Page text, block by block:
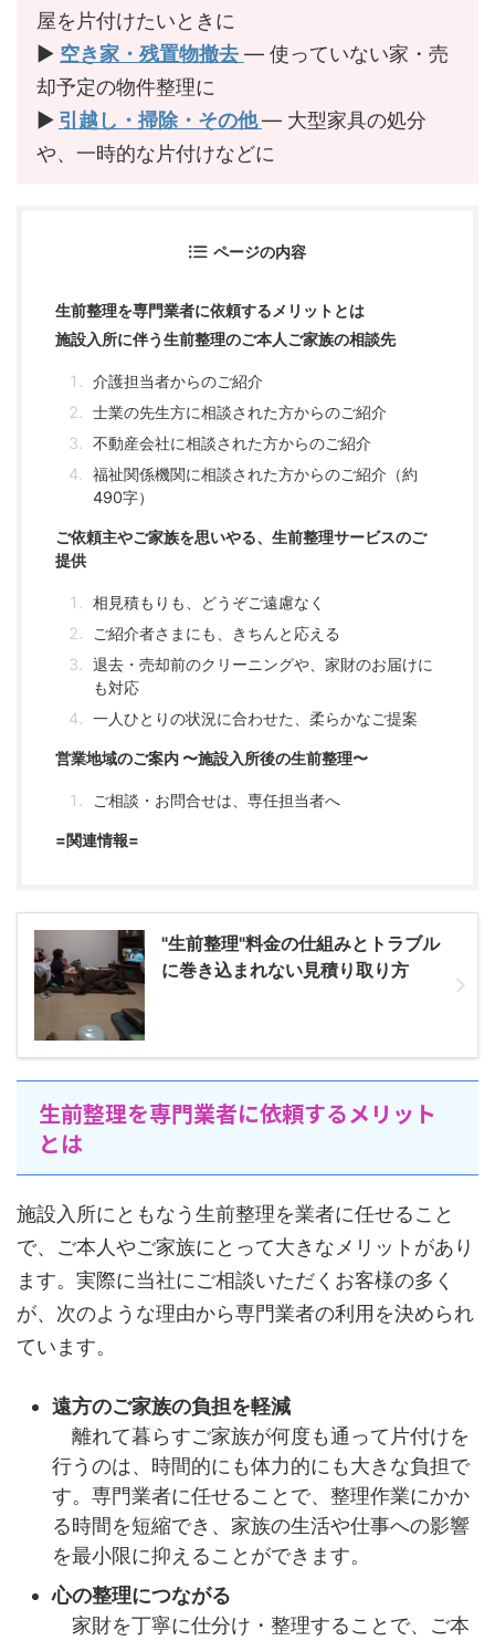
屋を片付けたいときに
▶︎ 空き家・残置物撤去 — 使っていない家・売
却予定の物件整理に
▶︎ 引越し・掃除・その他— 大型家具の処分
や、一時的な片付けなどに
ページの内容
生前整理を専門業者に依頼するメリットとは
施設入所に伴う生前整理のご本人ご家族の相談先
介護担当者からのご紹介
士業の先生方に相談された方からのご紹介
不動産会社に相談された方からのご紹介
福祉関係機関に相談された方からのご紹介（約
490字）
ご依頼主やご家族を思いやる、生前整理サービスのご
提供
相見積もりも、どうぞご遠慮なく
ご紹介者さまにも、きちんと応える
退去・売却前のクリーニングや、家財のお届けに
も対応
一人ひとりの状況に合わせた、柔らかなご提案
営業地域のご案内 〜施設入所後の生前整理〜
ご相談・お問合せは、専任担当者へ
=関連情報=
"生前整理"料金の仕組みとトラブル
に巻き込まれない見積り取り方
生前整理を専門業者に依頼するメリット
とは
施設入所にともなう生前整理を業者に任せること
で、ご本人やご家族にとって大きなメリットがあり
ます。実際に当社にご相談いただくお客様の多く
が、次のような理由から専門業者の利用を決められ
ています。
遠方のご家族の負担を軽減
離れて暮らすご家族が何度も通って片付けを
行うのは、時間的にも体力的にも大きな負担で
す。専門業者に任せることで、整理作業にかか
る時間を短縮でき、家族の生活や仕事への影響
を最小限に抑えることができます。
心の整理につながる
家財を丁寧に仕分け・整理することで、ご本